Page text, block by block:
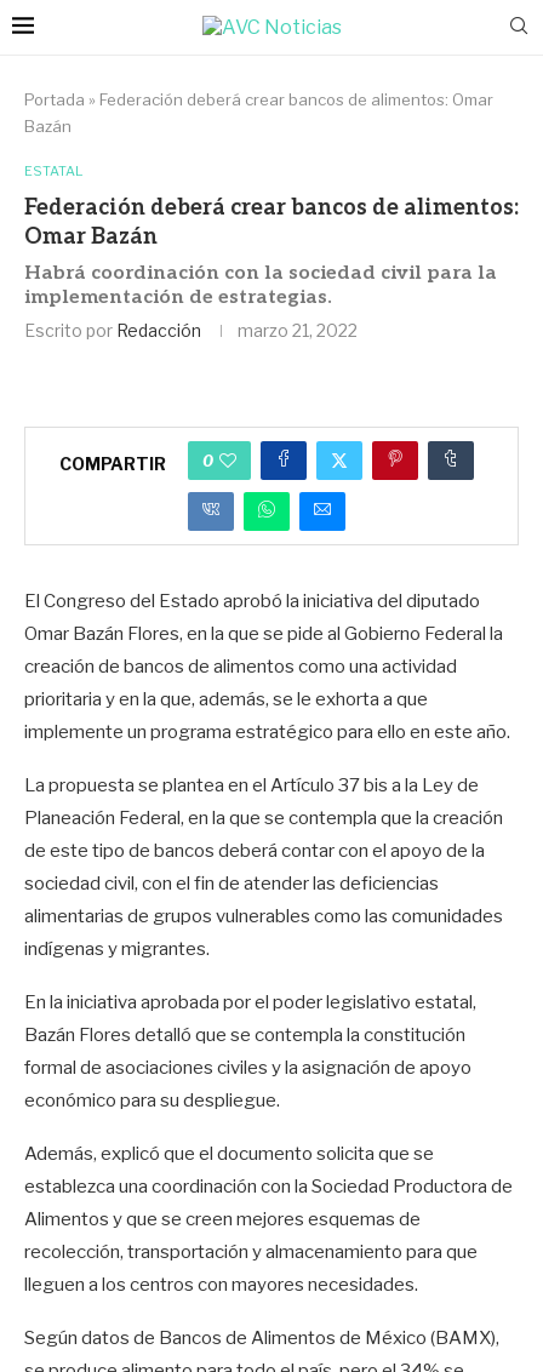
Portada » Federación deberá crear bancos de alimentos: Omar
Bazán
ESTATAL
Federación deberá crear bancos de alimentos:
Omar Bazán
Habrá coordinación con la sociedad civil para la
implementación de estrategias.
Escrito por Redacción marzo 21, 2022
COMPARTIR 0
El Congreso del Estado aprobó la iniciativa del diputado
Omar Bazán Flores, en la que se pide al Gobierno Federal la
creación de bancos de alimentos como una actividad
prioritaria y en la que, además, se le exhorta a que
implemente un programa estratégico para ello en este año.
La propuesta se plantea en el Artículo 37 bis a la Ley de
Planeación Federal, en la que se contempla que la creación
de este tipo de bancos deberá contar con el apoyo de la
sociedad civil, con el fin de atender las deficiencias
alimentarias de grupos vulnerables como las comunidades
indígenas y migrantes.
En la iniciativa aprobada por el poder legislativo estatal,
Bazán Flores detalló que se contempla la constitución
formal de asociaciones civiles y la asignación de apoyo
económico para su despliegue.
Además, explicó que el documento solicita que se
establezca una coordinación con la Sociedad Productora de
Alimentos y que se creen mejores esquemas de
recolección, transportación y almacenamiento para que
lleguen a los centros con mayores necesidades.
Según datos de Bancos de Alimentos de México (BAMX),